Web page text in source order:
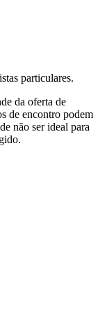
particulares.
da oferta de
de encontro podem
não ser ideal para